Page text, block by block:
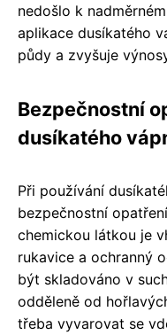
nedošlo k
aplikace dusíkatého
půdy a zvyšuje
Bezpečnostní
dusíkatého
Při používání
bezpečnostní
chemickou látkou je
rukavice a ochranný
být skladováno v
odděleně od
třeba vyvarovat se